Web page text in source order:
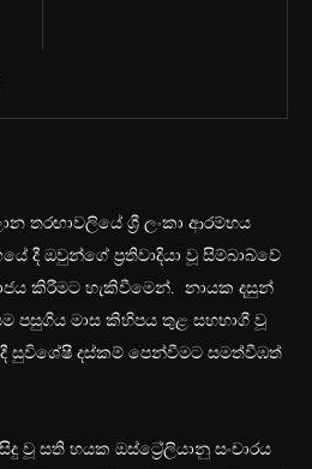
තරඟාවලියේ ශ්‍රී ලංකා ආරම්භය
දී ඔවුන්ගේ ප්‍රතිවාදියා වූ සිම්බාබ්වේ
කිරීමට හැකිවීමෙන්. නායක දසුන්
පසුගිය මාස කිහිපය තුළ සහභාගී වූ
දී සුවිශේෂී දස්කම් පෙන්වීමට සමත්වීඹත්
වූ සති හයක ඔස්ට්‍රේලියානු සංචාරය